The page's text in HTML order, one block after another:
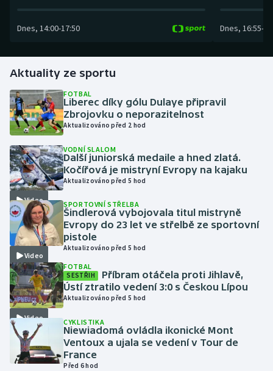
Futsal
Gymnastika
Házená
Jezdectví
Judo
Krasobruslení
Lezení
Lyže a snowboard
Moderní pětiboj
Motorsport
Olympijské hry
Dnes, 14:00-17:50 Dnes, 16:55-
Aktuality ze sportu
FOTBAL
Liberec díky gólu Dulaye připravil
Zbrojovku o neporazitelnost
Aktualizováno před 2 hod
Video
VODNÍ SLALOM
Další juniorská medaile a hned zlatá.
Kočířová je mistryní Evropy na kajaku
Aktualizováno před 5 hod
Video
SPORTOVNÍ STŘELBA
Šindlerová vybojovala titul mistryně
Evropy do 23 let ve střelbě ze sportovní
pistole
Aktualizováno před 5 hod
Video
FOTBAL
SESTŘIH
Příbram otáčela proti Jihlavě,
Ústí ztratilo vedení 3:0 s Českou Lípou
Aktualizováno před 5 hod
CYKLISTIKA
Niewiadomá ovládla ikonické Mont
Ventoux a ujala se vedení v Tour de
France
Před 6 hod